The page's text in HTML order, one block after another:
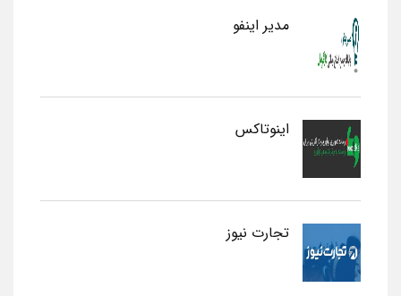
مدیر اینفو
اینوتاکس
تجارت نیوز